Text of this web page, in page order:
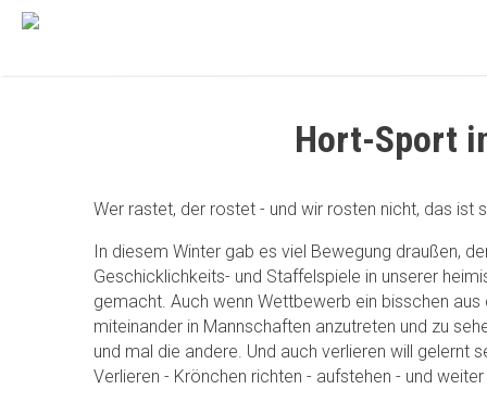
Hort-Sport
Wer rastet, der rostet - und wir rosten nicht, das ist
In diesem Winter gab es viel Bewegung draußen,
Geschicklichkeits- und Staffelspiele in unserer
gemacht. Auch wenn Wettbewerb ein bisschen
miteinander in Mannschaften anzutreten und zu
und mal die andere. Und auch verlieren will gelernt
Verlieren - Krönchen richten - aufstehen - und